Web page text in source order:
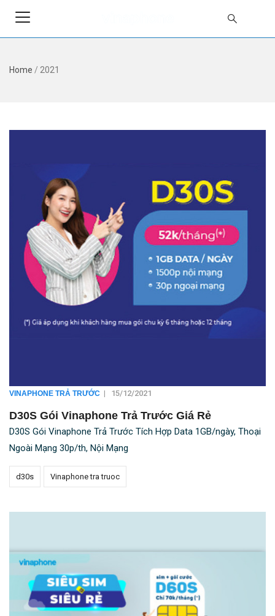
Home / 2021
VINAPHONE TRẢ TRƯỚC | 15/12/2021
D30S Gói Vinaphone Trả Trước Giá Rẻ
D30S Gói Vinaphone Trả Trước Tích Hợp Data 1GB/ngày, Thoại
Ngoài Mạng 30p/th, Nội Mạng
d30s Vinaphone tra truoc